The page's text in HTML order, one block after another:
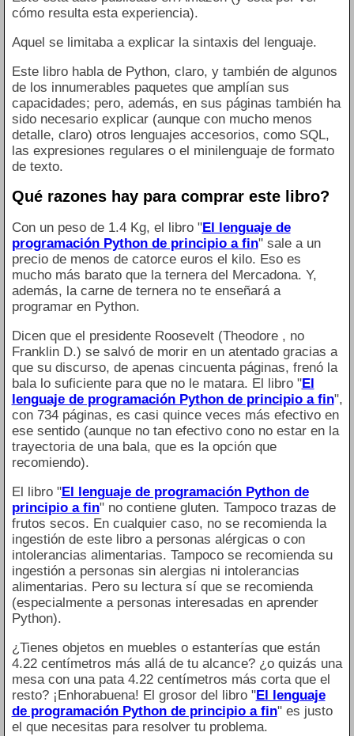
cómo resulta esta experiencia).
Aquel se limitaba a explicar la sintaxis del lenguaje.
Este libro habla de Python, claro, y también de algunos
de los innumerables paquetes que amplían sus
capacidades; pero, además, en sus páginas también ha
sido necesario explicar (aunque con mucho menos
detalle, claro) otros lenguajes accesorios, como SQL,
las expresiones regulares o el minilenguaje de formato
de texto.
Qué razones hay para comprar este libro?
Con un peso de 1.4 Kg, el libro "El lenguaje de
programación Python de principio a fin" sale a un
precio de menos de catorce euros el kilo. Eso es
mucho más barato que la ternera del Mercadona. Y,
además, la carne de ternera no te enseñará a
programar en Python.
Dicen que el presidente Roosevelt (Theodore , no
Franklin D.) se salvó de morir en un atentado gracias a
que su discurso, de apenas cincuenta páginas, frenó la
bala lo suficiente para que no le matara. El libro "El
lenguaje de programación Python de principio a fin",
con 734 páginas, es casi quince veces más efectivo en
ese sentido (aunque no tan efectivo cono no estar en la
trayectoria de una bala, que es la opción que
recomiendo).
El libro "El lenguaje de programación Python de
principio a fin" no contiene gluten. Tampoco trazas de
frutos secos. En cualquier caso, no se recomienda la
ingestión de este libro a personas alérgicas o con
intolerancias alimentarias. Tampoco se recomienda su
ingestión a personas sin alergias ni intolerancias
alimentarias. Pero su lectura sí que se recomienda
(especialmente a personas interesadas en aprender
Python).
¿Tienes objetos en muebles o estanterías que están
4.22 centímetros más allá de tu alcance? ¿o quizás una
mesa con una pata 4.22 centímetros más corta que el
resto? ¡Enhorabuena! El grosor del libro "El lenguaje
de programación Python de principio a fin" es justo
el que necesitas para resolver tu problema.